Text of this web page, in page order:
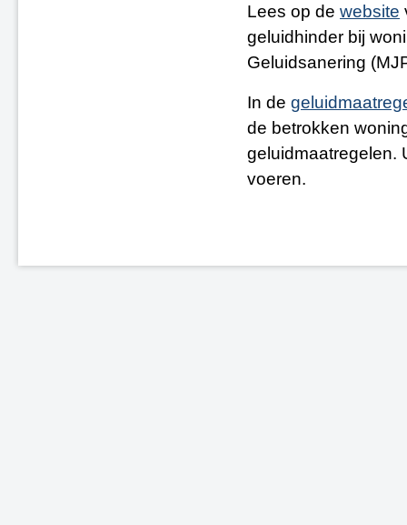
Lees op de website
geluidhinder bij
Geluidsanering
In de
de betrokken
geluidmaatregelen.
voeren.